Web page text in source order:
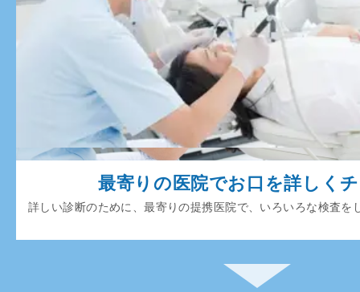
最寄りの医院でお口を詳しく
詳しい診断のために、最寄りの提携医院で、いろいろな検査を